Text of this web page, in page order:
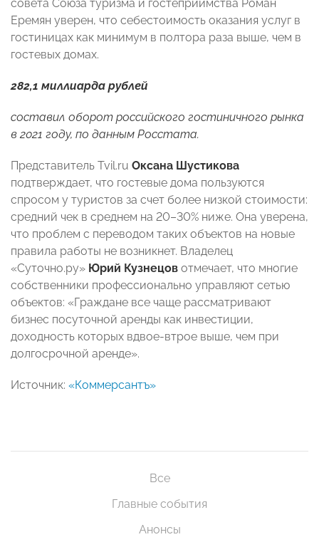
совета Союза туризма и гостеприимства Роман
Еремян уверен, что себестоимость оказания услуг в
гостиницах как минимум в полтора раза выше, чем в
гостевых домах.
282,1 миллиарда рублей
составил оборот российского гостиничного рынка
в 2021 году, по данным Росстата.
Представитель Tvil.ru Оксана Шустикова
подтверждает, что гостевые дома пользуются
спросом у туристов за счет более низкой стоимости:
средний чек в среднем на 20–30% ниже. Она уверена,
что проблем с переводом таких объектов на новые
правила работы не возникнет. Владелец
«Суточно.ру» Юрий Кузнецов отмечает, что многие
собственники профессионально управляют сетью
объектов: «Граждане все чаще рассматривают
бизнес посуточной аренды как инвестиции,
доходность которых вдвое-втрое выше, чем при
долгосрочной аренде».
Источник: «Коммерсантъ»
Все
Главные события
Анонсы